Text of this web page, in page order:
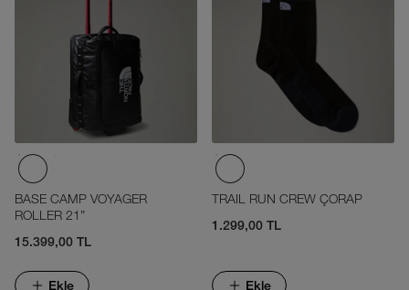
BASE CAMP VOYAGER
ROLLER 21”
15.399,00 TL
Ekle
TRAIL RUN CREW ÇORAP
1.299,00 TL
Ekle